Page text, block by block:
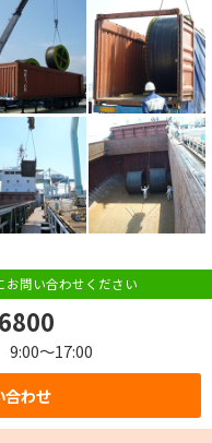
お問い合わせください
～17:00
合わせ